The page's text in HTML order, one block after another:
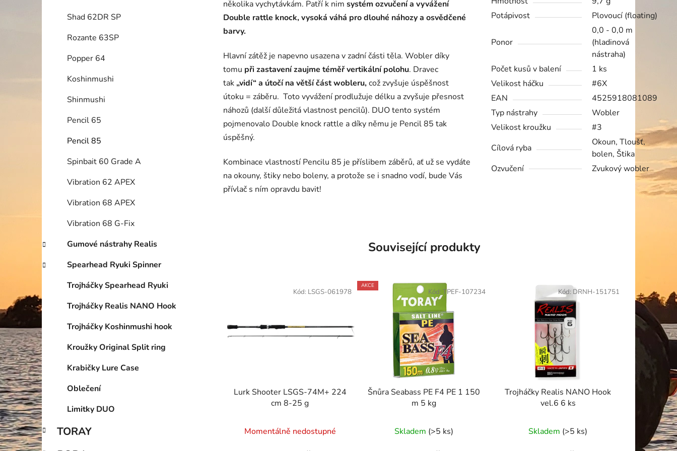
Shad 62DR SP
Rozante 63SP
Popper 64
Koshinmushi
Shinmushi
Pencil 65
Pencil 85
Spinbait 60 Grade A
Vibration 62 APEX
Vibration 68 APEX
Vibration 68 G-Fix
Gumové nástrahy Realis
Spearhead Ryuki Spinner
Trojháčky Spearhead Ryuki
Trojháčky Realis NANO Hook
Trojháčky Koshinmushi hook
Kroužky Original Split ring
Krabičky Lure Case
Oblečení
Limitky DUO
TORAY
několika vychytávkám. Patří k nim systém ozvučení a vyvážení
Double rattle knock, vysoká váhá pro dlouhé náhozy a osvědčené
barvy.
Hlavní zátěž je napevno usazena v zadní části těla. Wobler díky
tomu při zastavení zaujme téměř vertikální polohu. Dravec
tak„vidí“ a útočí na větší část wobleru,což zvyšuje úspěšnost
útoku = záběru. Toto vyvážení prodlužuje délku a zvyšuje přesnost
náhozů (další důležitá vlastnost pencilů). DUO tento systém
pojmenovalo Double knock rattle a díky němu je Pencil 85 tak
úspěšný.
Kombinace vlastností Pencilu 85 je příslibem záběrů, ať už se vydáte
na okouny, štiky nebo boleny, a protože se i snadno vodí, bude Vás
přívlač s ním opravdu bavit!
Potápivost
Plovoucí (floating)
Ponor
0,0 - 0,0 m
(hladinová
nástraha)
Počet kusů v balení
1 ks
Velikost háčku
#6X
EAN
4525918081089
Typ nástrahy
Wobler
Velikost kroužku
#3
Cílová ryba
Okoun, Tloušť,
bolen, Štika
Ozvučení
Zvukový wobler
Související produkty
Lurk Shooter LSGS-74M+ 224
cm 8-25 g
Momentálně nedostupné
Kód: LSGS-061978
AKCE
Šnůra Seabass PE F4 PE 1 150
m 5 kg
Skladem (>5 ks)
Kód: TPEF-107234
Trojháčky Realis NANO Hook
vel.6 6 ks
Skladem (>5 ks)
Kód: DRNH-151751